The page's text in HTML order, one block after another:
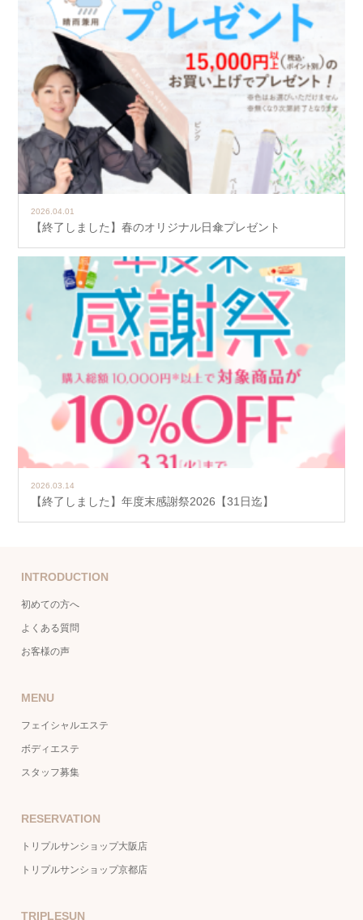
2026.04.01
【終了しました】春のオリジナル日傘プレゼント
2026.03.14
【終了しました】年度末感謝祭2026【31日迄】
INTRODUCTION
初めての方へ
よくある質問
お客様の声
MENU
フェイシャルエステ
ボディエステ
スタッフ募集
RESERVATION
トリプルサンショップ大阪店
トリプルサンショップ京都店
TRIPLESUN